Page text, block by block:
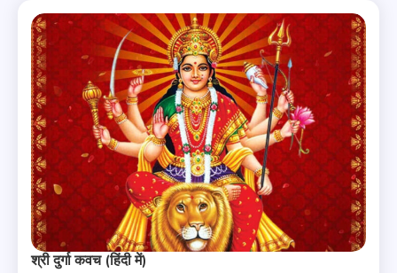
श्री दुर्गा कवच (हिंदी में)